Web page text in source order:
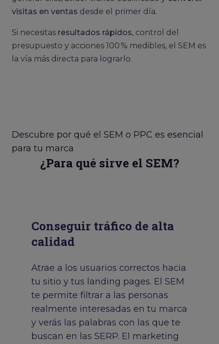
visitas en ventas desde el primer día.
Si necesitas resultados rápidos, control del
presupuesto y acciones 100 % medibles, el SEM es
la vía más directa para lograrlo.
Descubre por qué el SEM o PPC es esencial
para tu marca
¿Para qué sirve el SEM?
Conseguir tráfico de alta
calidad
Atrae a los usuarios correctos hacia
tu sitio y tus landing pages. El SEM
te permite filtrar a las personas
realmente interesadas en tu marca
y verás las palabras con las que te
buscan en las SERP. El marketing